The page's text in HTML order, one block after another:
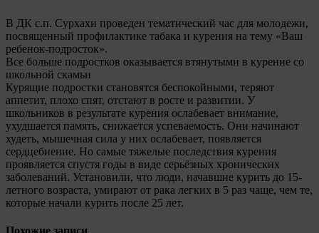
В ДК с.п. Сурхахи проведен тематический час для молодежи,
посвященный профилактике табака и курения на тему «Ваш
ребенок-подросток».
Все больше подростков оказывается втянутыми в курение со
школьной скамьи
Курящие подростки становятся беспокойными, теряют
аппетит, плохо спят, отстают в росте и развитии. У
школьников в результате курения ослабевает внимание,
ухудшается память, снижается успеваемость. Они начинают
худеть, мышечная сила у них ослабевает, появляется
сердцебиение. Но самые тяжелые последствия курения
проявляется спустя годы в виде серьёзных хронических
заболеваний. Установили, что люди, начавшие курить до 15-
летного возраста, умирают от рака легких в 5 раз чаще, чем те,
которые начали курить после 25 лет.
Похожие записи